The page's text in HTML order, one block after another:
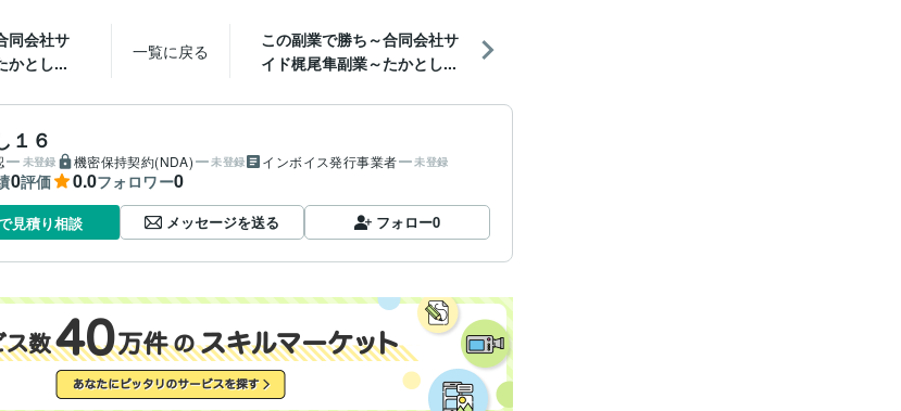
同会社サ
かとし...
一覧に戻る
この副業で勝ち～合同会社サ
イド梶尾隼副業～たかとし...
１６
未登録 機密保持契約(NDA) 未登録 インボイス発行事業者 未登録
0評価 0.0フォロワー0
見積り相談 メッセージを送る フォロー0